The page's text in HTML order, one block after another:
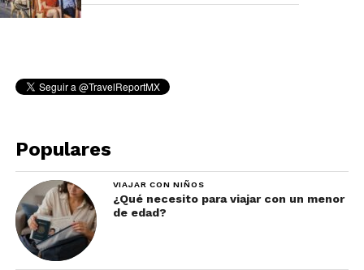
Populares
VIAJAR CON NIÑOS
¿Qué necesito para viajar con un menor
de edad?